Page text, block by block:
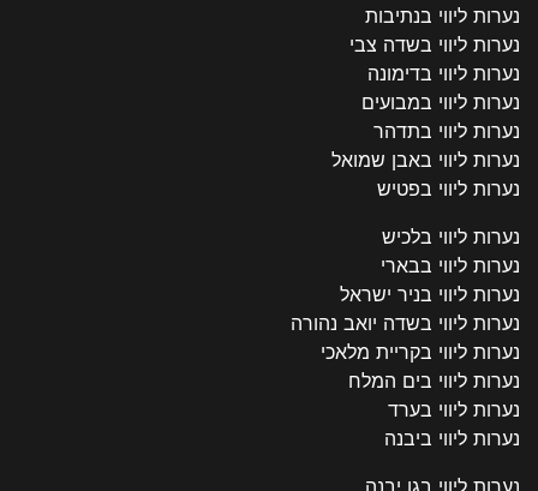
נערות ליווי בנתיבות
נערות ליווי בשדה צבי
נערות ליווי בדימונה
נערות ליווי במבועים
נערות ליווי בתדהר
נערות ליווי באבן שמואל
נערות ליווי בפטיש
נערות ליווי בלכיש
נערות ליווי בבארי
נערות ליווי בניר ישראל
נערות ליווי בשדה יואב נהורה
נערות ליווי בקריית מלאכי
נערות ליווי בים המלח
נערות ליווי בערד
נערות ליווי ביבנה
נערות ליווי בגן יבנה